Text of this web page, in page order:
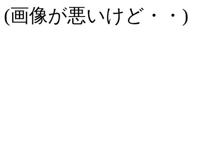
(画像が悪いけど・・)